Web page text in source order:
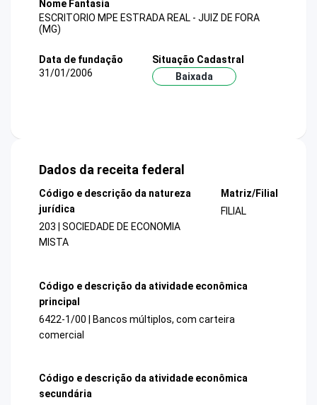
Nome Fantasia
ESCRITORIO MPE ESTRADA REAL - JUIZ DE FORA
(MG)
Data de fundação
31/01/2006
Situação Cadastral
Baixada
Dados da receita federal
Código e descrição da natureza
jurídica
203 | SOCIEDADE DE ECONOMIA
MISTA
Matriz/Filial
FILIAL
Código e descrição da atividade econômica
principal
6422-1/00 | Bancos múltiplos, com carteira
comercial
Código e descrição da atividade econômica
secundária